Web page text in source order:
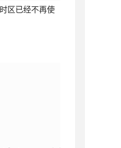
区已经不再使